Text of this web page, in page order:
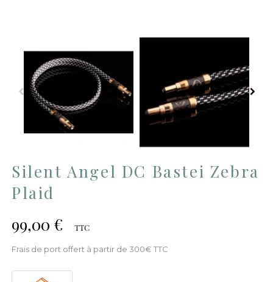
Silent Angel DC Bastei Zebra
Plaid
99,00 €
TTC
Frais de port offert à partir de 300€ TTC